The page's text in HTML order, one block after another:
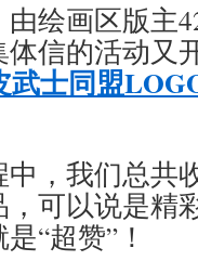
绘画区版主
信的活动又
武士同盟
，我们总共
可以说是精
“超赞”！